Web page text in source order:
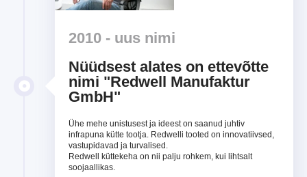
2010 - uus nimi
Nüüdsest alates on ettevõtte
nimi "Redwell Manufaktur
GmbH"
Ühe mehe unistusest ja ideest on saanud juhtiv
infrapuna kütte tootja. Redwelli tooted on innovatiivsed,
vastupidavad ja turvalised.
Redwell küttekeha on nii palju rohkem, kui lihtsalt
soojaallikas.